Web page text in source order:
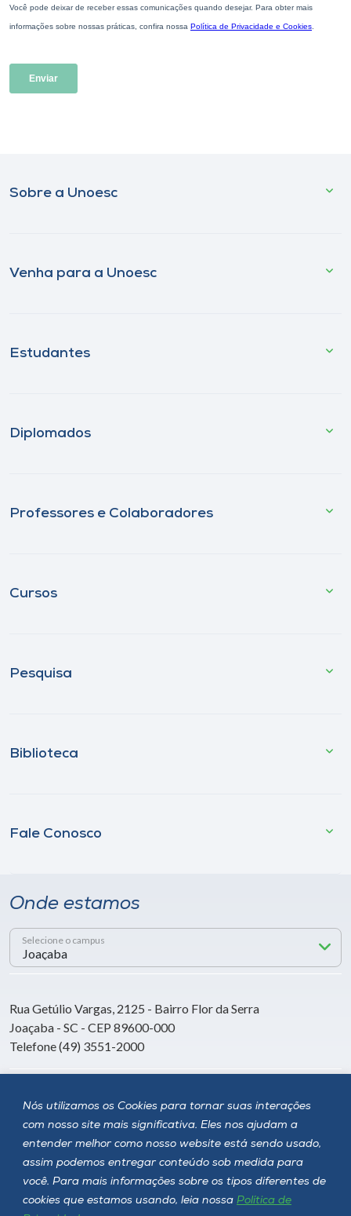
Nós utilizamos os Cookies para tornar suas interações
com nosso site mais significativa. Eles nos ajudam a
entender melhor como nosso website está sendo usado,
assim podemos entregar conteúdo sob medida para
você. Para mais informações sobre os tipos diferentes de
cookies que estamos usando, leia nossa Política de
Sobre a Unoesc
Venha para a Unoesc
Estudantes
Diplomados
Professores e Colaboradores
Cursos
Pesquisa
Biblioteca
Fale Conosco
Onde estamos
Selecione o campus
Rua Getúlio Vargas, 2125 - Bairro Flor da Serra
Joaçaba - SC - CEP 89600-000
Telefone (49) 3551-2000
Siga a Unoesc